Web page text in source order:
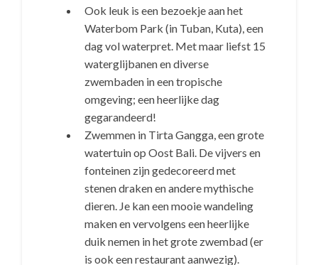
Ook leuk is een bezoekje aan het
Waterbom Park (in Tuban, Kuta), een
dag vol waterpret. Met maar liefst 15
waterglijbanen en diverse
zwembaden in een tropische
omgeving; een heerlijke dag
gegarandeerd!
Zwemmen in Tirta Gangga, een grote
watertuin op Oost Bali. De vijvers en
fonteinen zijn gedecoreerd met
stenen draken en andere mythische
dieren. Je kan een mooie wandeling
maken en vervolgens een heerlijke
duik nemen in het grote zwembad (er
is ook een restaurant aanwezig).